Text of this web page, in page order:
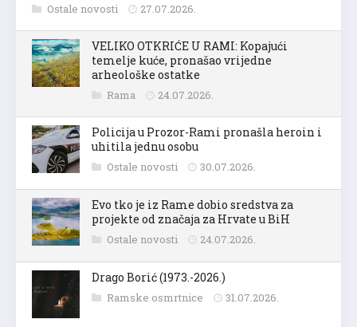
Ostale novosti 27.07.2026.
VELIKO OTKRIĆE U RAMI: Kopajući
temelje kuće, pronašao vrijedne
arheološke ostatke
Rama 24.07.2026.
Policija u Prozor-Rami pronašla heroin i
uhitila jednu osobu
Ostale novosti 30.07.2026.
Evo tko je iz Rame dobio sredstva za
projekte od značaja za Hrvate u BiH
Ostale novosti 24.07.2026.
Drago Borić (1973.-2026.)
Ramske osmrtnice 31.07.2026.